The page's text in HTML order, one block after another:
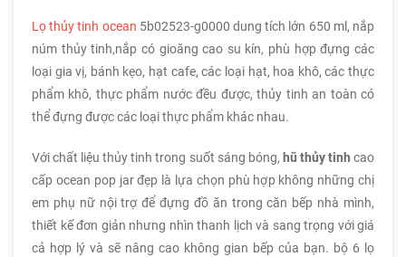
Lọ thủy tinh ocean 5b02523-g0000 dung tích lớn 650 ml, nắp
núm thủy tinh,nắp có gioăng cao su kín, phù hợp đựng các
loại gia vị, bánh kẹo, hạt cafe, các loại hạt, hoa khô, các thực
phẩm khô, thực phẩm nước đều được, thủy tinh an toàn có
thể đựng được các loại thực phẩm khác nhau.
Với chất liệu thủy tinh trong suốt sáng bóng, hũ thủy tinh cao
cấp ocean pop jar đẹp là lựa chọn phù hợp không những chị
em phụ nữ nội trợ để đựng đồ ăn trong căn bếp nhà mình,
thiết kế đơn giản nhưng nhìn thanh lịch và sang trọng với giá
cả hợp lý và sẽ nâng cao không gian bếp của bạn. bộ 6 lọ